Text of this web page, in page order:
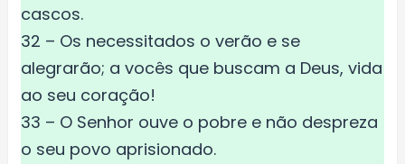
cascos.
32 – Os necessitados o verão e se
alegrarão; a vocês que buscam a Deus, vida
ao seu coração!
33 – O Senhor ouve o pobre e não despreza
o seu povo aprisionado.